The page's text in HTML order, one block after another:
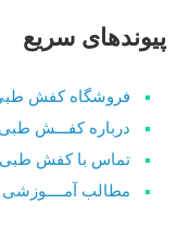
پیوندهای سریع
فروشگاه کفش
درباره کفـــش طبی
تماس با کفش طبی
مطالب آمــــوزشی